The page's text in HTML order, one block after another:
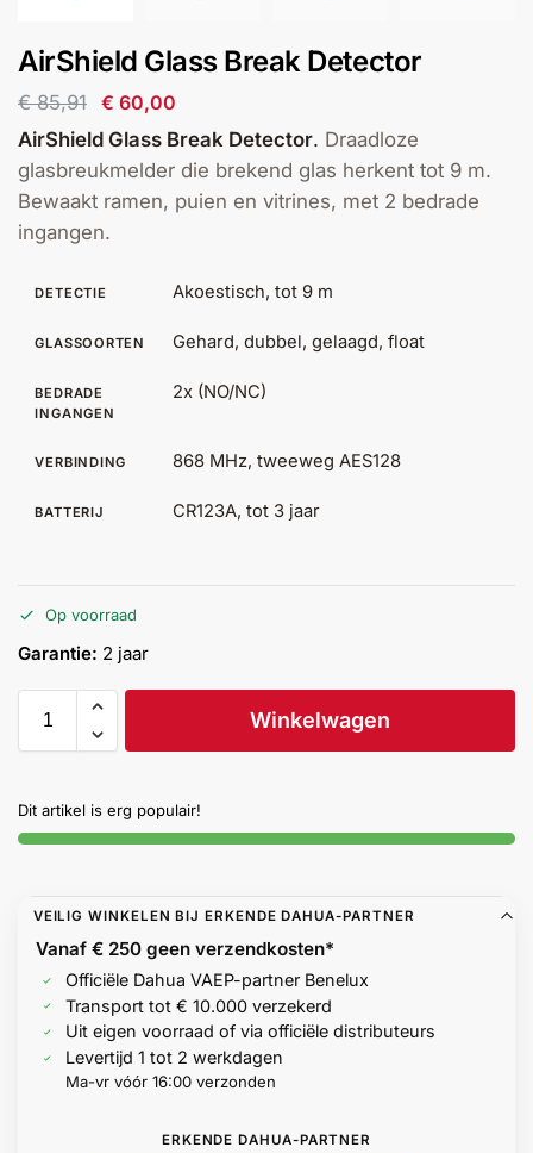
Inbraakbeveiliging
Merken
Outlet
service
AirShield Glass Break Detector
€85,91 € 60,00
AirShield Glass Break Detector. Draadloze
glasbreukmelder die brekend glas herkent tot 9 m.
Bewaakt ramen, puien en vitrines, met 2 bedrade
ingangen.
DETECTIE Akoestisch, tot 9 m
GLASSOORTEN Gehard, dubbel, gelaagd, float
BEDRADE
INGANGEN
2x (NO/NC)
VERBINDING 868 MHz, tweeweg AES128
BATTERIJ CR123A, tot 3 jaar
Op voorraad
Garantie: 2 jaar
Winkelwagen
Dit artikel is erg populair!
VEILIG WINKELEN BIJ ERKENDE DAHUA-PARTNER
Vanaf € 250 geenverzendkosten*
Officiële Dahua VAEP-partner Benelux
Transport tot € 10.000 verzekerd
Uit eigen voorraad of via officiële distributeurs
Levertijd 1 tot 2 werkdagen
Ma-vr vóór 16:00 verzonden
ERKENDE DAHUA-PARTNER